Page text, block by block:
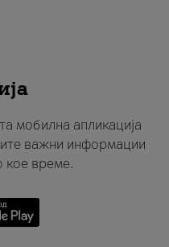
мобилна апликација
важни информации
кое време.